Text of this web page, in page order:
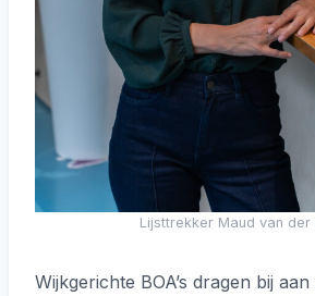
Lijsttrekker Maud van der
Wijkgerichte BOA’s dragen bij